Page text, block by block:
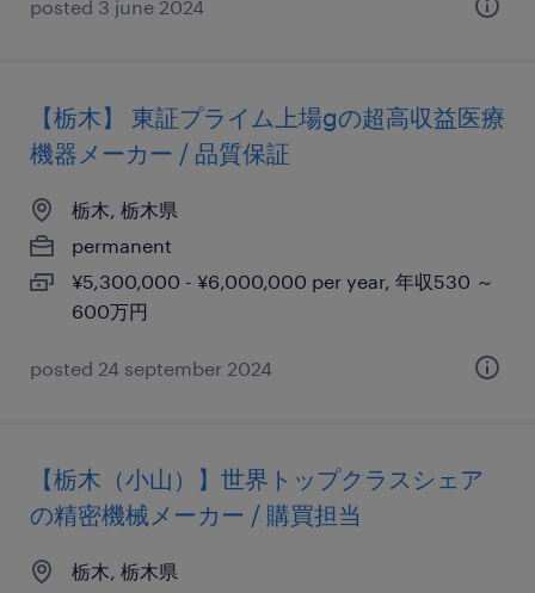
posted 3 june 2024
【栃木】 東証プライム上場gの超高収益医療
機器メーカー / 品質保証
栃木, 栃木県
permanent
¥5,300,000 - ¥6,000,000 per year, 年収530 ～
600万円
posted 24 september 2024
【栃木（小山）】世界トップクラスシェア
の精密機械メーカー / 購買担当
栃木, 栃木県